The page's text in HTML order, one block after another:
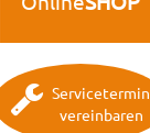
Servicetermin
vereinbaren